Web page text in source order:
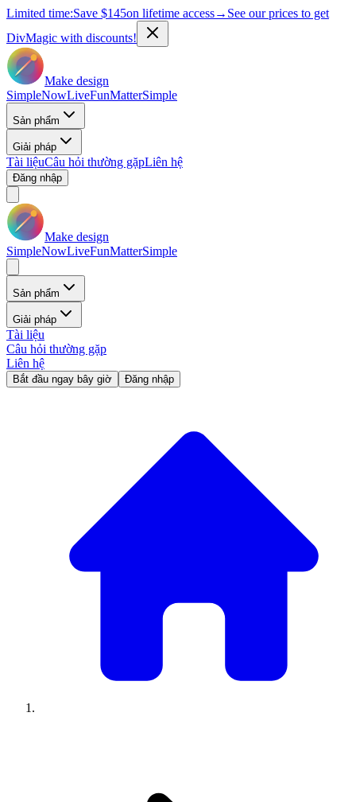
Limited time:Save $145on lifetime access→ See our prices to get
DivMagic with discounts!
Make design
SimpleNowLiveFunMatterSimple
Sản phẩm
Giải pháp
Tài liệuCâu hỏi thường gặpLiên hệ
Đăng nhập
Make design
SimpleNowLiveFunMatterSimple
Sản phẩm
Giải pháp
Tài liệu
Câu hỏi thường gặp
Liên hệ
Bắt đầu ngay bây giờ Đăng nhập